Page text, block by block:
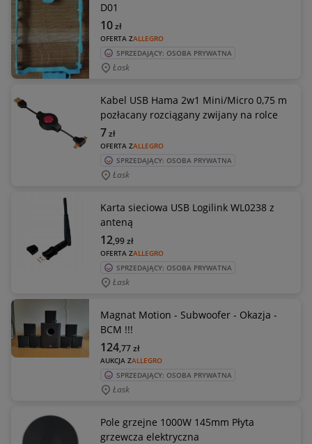
D01
OFERTA ZALLEGRO
10zł
SPRZEDAJĄCY: OSOBA PRYWATNA
Łask
Kabel USB Hama 2w1 Mini/Micro 0,75 m
pozłacany rozciągany zwijany na rolce
OFERTA ZALLEGRO
7zł
SPRZEDAJĄCY: OSOBA PRYWATNA
Łask
Karta sieciowa USB Logilink WL0238 z
anteną
OFERTA ZALLEGRO
12,99zł
SPRZEDAJĄCY: OSOBA PRYWATNA
Łask
Magnat Motion - Subwoofer - Okazja -
BCM !!!
AUKCJA ZALLEGRO
124,77zł
SPRZEDAJĄCY: OSOBA PRYWATNA
Łask
Pole grzejne 1000W 145mm Płyta
grzewcza elektryczna